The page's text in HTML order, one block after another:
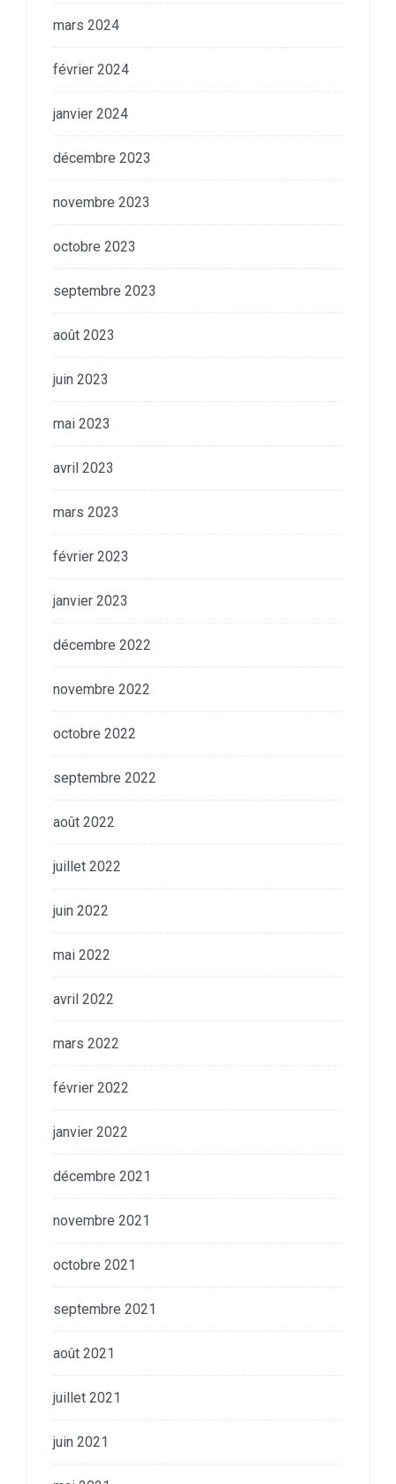
mars 2024
février 2024
janvier 2024
décembre 2023
novembre 2023
octobre 2023
septembre 2023
août 2023
juin 2023
mai 2023
avril 2023
mars 2023
février 2023
janvier 2023
décembre 2022
novembre 2022
octobre 2022
septembre 2022
août 2022
juillet 2022
juin 2022
mai 2022
avril 2022
mars 2022
février 2022
janvier 2022
décembre 2021
novembre 2021
octobre 2021
septembre 2021
août 2021
juillet 2021
juin 2021